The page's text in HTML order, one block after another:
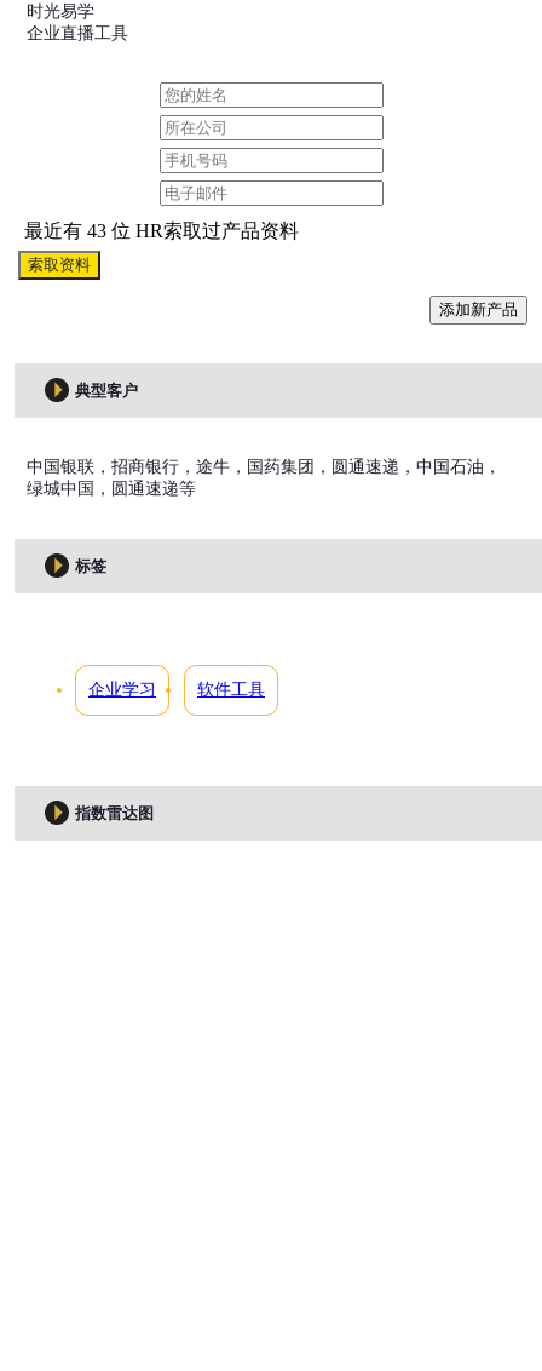
时光易学
企业直播工具
最近有 43 位 HR索取过产品资料
索取资料
添加新产品
典型客户
中国银联，招商银行，途牛，国药集团，圆通速递，中国石油，
绿城中国，圆通速递等
标签
企业学习 软件工具
指数雷达图